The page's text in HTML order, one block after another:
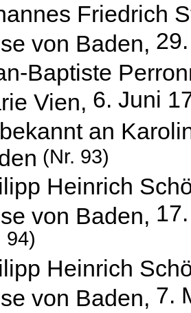
Friedrich
von Baden,
Baptiste
Vien, 6. Juni
an
(Nr. 93)
Heinrich
von Baden,
94)
Heinrich
von Baden, 7.